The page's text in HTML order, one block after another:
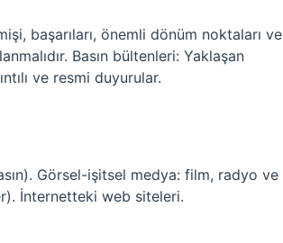
başarıları, önemli dönüm noktaları ve
Basın bültenleri: Yaklaşan
ve resmi duyurular.
Görsel-işitsel medya: film, radyo ve
İnternetteki web siteleri.